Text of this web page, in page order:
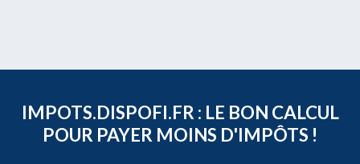
IMPOTS.DISPOFI.FR : LE BON CALCUL
POUR PAYER MOINS D'IMPÔTS !